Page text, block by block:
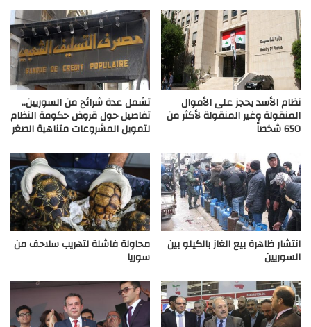
نظام الأسد يحجز على الأموال
المنقولة وغير المنقولة لأكثر من
650 شخصاً
تشمل عدة شرائح من السوريين..
تفاصيل حول قروض حكومة النظام
لتمويل المشروعات متناهية الصغر
انتشار ظاهرة بيع الغاز بالكيلو بين
السوريين
محاولة فاشلة لتهريب سلاحف من
سوريا